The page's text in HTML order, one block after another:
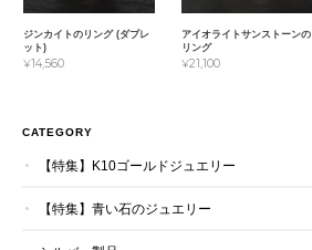
ジンカイトのリング (ダブレ
ット)
¥14,560
アイオライトサンストーンの
リング
¥21,100
CATEGORY
【特集】K10ゴールドジュエリー
【特集】青い石のジュエリー